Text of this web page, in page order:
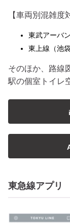
【車両別混雑度
東武アーバ
東上線（池
そのほか、路線
駅の個室トイレ
東急線アプリ